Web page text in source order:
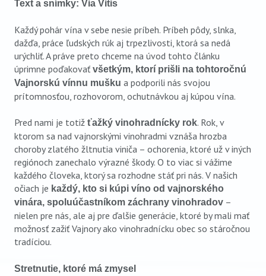
Text a snímky: Via Vitis
Každý pohár vína v sebe nesie príbeh. Príbeh pôdy, slnka,
dažďa, práce ľudských rúk aj trpezlivosti, ktorá sa nedá
urýchliť. A práve preto chceme na úvod tohto článku
úprimne poďakovať všetkým, ktorí prišli na tohtoročnú
Vajnorskú vínnu mušku a podporili nás svojou
prítomnosťou, rozhovorom, ochutnávkou aj kúpou vína.
Pred nami je totiž ťažký vinohradnícky rok. Rok, v
ktorom sa nad vajnorskými vinohradmi vznáša hrozba
choroby zlatého žltnutia viniča – ochorenia, ktoré už v iných
regiónoch zanechalo výrazné škody. O to viac si vážime
každého človeka, ktorý sa rozhodne stáť pri nás. V našich
očiach je každý, kto si kúpi víno od vajnorského
vinára, spoluúčastníkom záchrany vinohradov –
nielen pre nás, ale aj pre ďalšie generácie, ktoré by mali mať
možnosť zažiť Vajnory ako vinohradnícku obec so stáročnou
tradíciou.
Stretnutie, ktoré má zmysel